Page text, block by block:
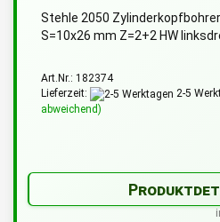
Stehle 2050
S=10x26 mm Z=2+2 HW
Art.Nr.: 182374
Lieferzeit:
2-5
abweichend)